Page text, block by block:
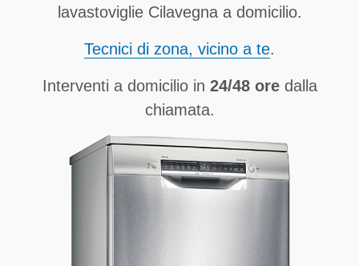
lavastoviglie Cilavegna a domicilio.
Tecnici di zona, vicino a te.
Interventi a domicilio in 24/48 oredalla
chiamata.